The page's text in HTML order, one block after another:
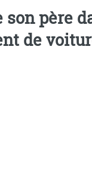
son père
de